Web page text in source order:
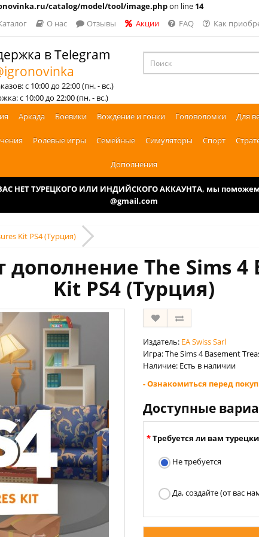
catalog/model/tool/image.phpon line 14
О нас Отзывы Акции FAQ Как
в Telegram
с 10:00 до 22:00 (пн. - вс.)
с 10:00 до 22:00 (пн. - вс.)
Аркада Боевики Вождение и гонки Головоломки Для
Ролевые игры Семейные Симуляторы Спорт
Дополнения
НЕТ ТУРЕЦКОГО ИЛИ ИНДИЙСКОГО АККАУНТА, мы поможем
@gmail.com
Kit PS4 (Турция)
дополнение The Sims 4
Kit PS4 (Турция)
Издатель: EA Swiss Sarl
Игра: The Sims 4 Basement
Наличие: Есть в наличии
- Ознакомиться перед
Доступные
Требуется ли вам
Не требуется
Да, создайте (от вас